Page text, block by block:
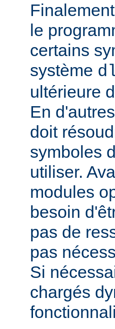
le
certains
système
ultérieure
En
doit
symboles
utiliser.
modules
besoin
pas de
pas
Si
chargés